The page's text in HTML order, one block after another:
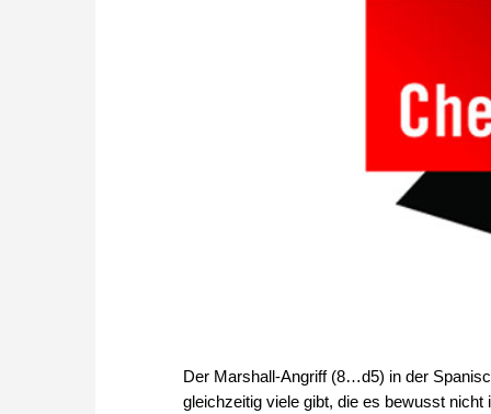
Der Marshall-Angriff (8…d5) in der
gleichzeitig viele gibt, die es bewusst